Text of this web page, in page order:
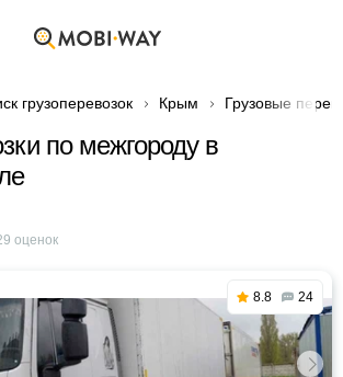
грузоперевозок Крым Грузовые
по межгороду в
оценок
8.8 24